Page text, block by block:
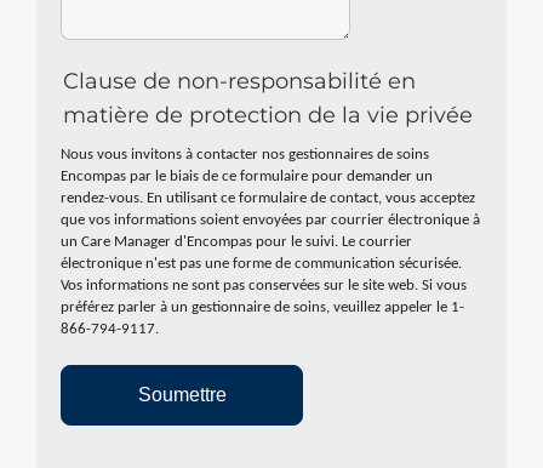
Clause de non-responsabilité en
matière de protection de la vie privée
Nous vous invitons à contacter nos gestionnaires de soins
Encompas par le biais de ce formulaire pour demander un
rendez-vous. En utilisant ce formulaire de contact, vous acceptez
que vos informations soient envoyées par courrier électronique à
un Care Manager d'Encompas pour le suivi. Le courrier
électronique n'est pas une forme de communication sécurisée.
Vos informations ne sont pas conservées sur le site web. Si vous
préférez parler à un gestionnaire de soins, veuillez appeler le 1-
866-794-9117.
Soumettre